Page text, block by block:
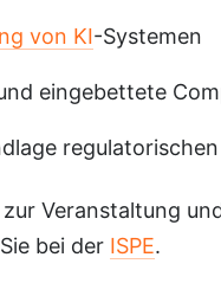
von KI-Systemen
eingebettete
Veranstaltung
bei der ISPE.